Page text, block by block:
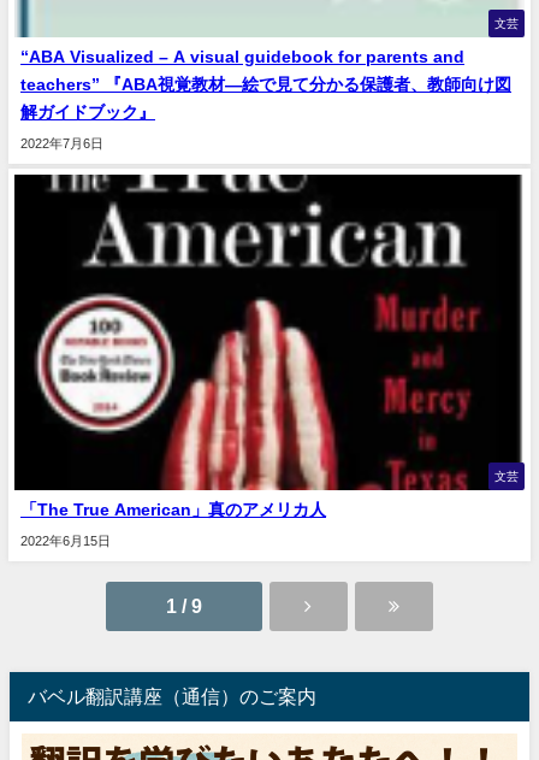
文芸
“ABA Visualized – A visual guidebook for parents and
teachers” 『ABA視覚教材―絵で見て分かる保護者、教師向け図
解ガイドブック』
2022年7月6日
文芸
「The True American」真のアメリカ人
2022年6月15日
1 / 9
バベル翻訳講座（通信）のご案内